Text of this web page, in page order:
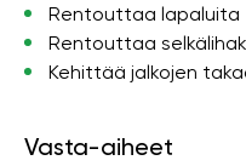
Rentouttaa lapaluita
Rentouttaa
Kehittää jalkojen
Vasta-aiheet